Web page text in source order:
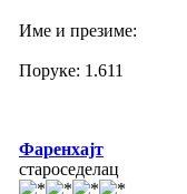
Име и презиме:
Поруке: 1.611
Фаренхајт
староседелац